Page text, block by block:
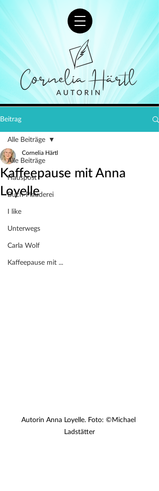
Beitrag
Alle Beiträge
Hauspost
Buch-Plauderei
I like
Unterwegs
Carla Wolf
Kaffeepause mit ...
Alle Beiträge
Kaffeepause mit Anna
Loyelle
Cornelia Härtl
Autorin Anna Loyelle. Foto: ©Michael
Ladstätter